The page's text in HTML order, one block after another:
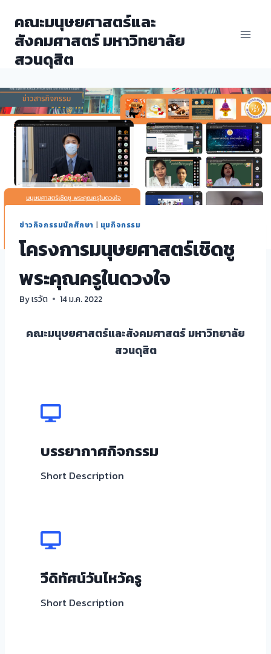
content
คณะมนุษยศาสตร์และ
สังคมศาสตร์ มหาวิทยาลัย
สวนดุสิต
ข่าวกิจกรรมนักศึกษา | มุมกิจกรรม
โครงการมนุษยศาสตร์เชิดชู
พระคุณครูในดวงใจ
Byเรวัต 14 ม.ค. 2022
คณะมนุษยศาสตร์และสังคมศาสตร์ มหาวิทยาลัย
สวนดุสิต
บรรยากาศกิจกรรม
Short Description
วีดิทัศน์วันไหว้ครู
Short Description